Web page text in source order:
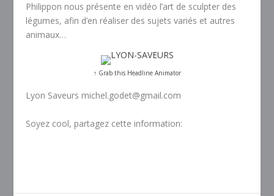
Philippon nous présente en vidéo l’art de sculpter des
légumes, afin d’en réaliser des sujets variés et autres
animaux…
↑ Grab this Headline Animator
Lyon Saveurs michel.godet@gmail.com
Soyez cool, partagez cette information: